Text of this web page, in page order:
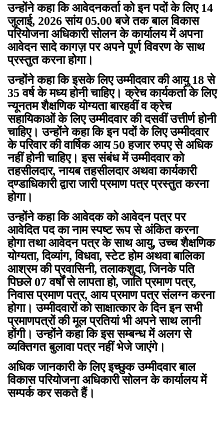
उन्होंने कहा कि आवेदनकर्ता को इन पदों के लिए 14
जुलाई, 2026 सांय 05.00 बजे तक बाल विकास
परियोजना अधिकारी सोलन के कार्यालय में अपना
आवेदन सादे कागज़ पर अपने पूर्ण विवरण के साथ
प्रस्तुत करना होगा।
उन्होंने कहा कि इसके लिए उम्मीदवार की आयु 18 से
35 वर्ष के मध्य होनी चाहिए। क्रेच कार्यकर्ता के लिए
न्यूनतम शैक्षणिक योग्यता बारहवीं व क्रेच
सहायिकाओं के लिए उम्मीदवार की दसवीं उत्तीर्ण होनी
चाहिए। उन्होंने कहा कि इन पदों के लिए उम्मीदवार
के परिवार की वार्षिक आय 50 हजार रुपए से अधिक
नहीं होनी चाहिए। इस संबंध में उम्मीदवार को
तहसीलदार, नायब तहसीलदार अथवा कार्यकारी
दण्डाधिकारी द्वारा जारी प्रमाण पत्र प्रस्तुत करना
होगा।
उन्होंने कहा कि आवेदक को आवेदन पत्र पर
आवेदित पद का नाम स्पष्ट रूप से अंकित करना
होगा तथा आवेदन पत्र के साथ आयु, उच्च शैक्षणिक
योग्यता, दिव्यांग, विधवा, स्टेट होम अथवा बालिका
आश्रम की प्रवासिनी, तलाकशुदा, जिनके पति
पिछले 07 वर्षों से लापता हो, जाति प्रमाण पत्र,
निवास प्रमाण पत्र, आय प्रमाण पत्र संलग्न करना
होगा। उम्मीदवारों को साक्षात्कार के दिन इन सभी
प्रमाणपत्रों की मूल प्रतियां भी अपने साथ लानी
होंगी। उन्होंने कहा कि इस सम्बन्ध में अलग से
व्यक्तिगत बुलावा पत्र नहीं भेजे जाएंगे।
अधिक जानकारी के लिए इच्छुक उम्मीदवार बाल
विकास परियोजना अधिकारी सोलन के कार्यालय में
सम्पर्क कर सकते हैं।